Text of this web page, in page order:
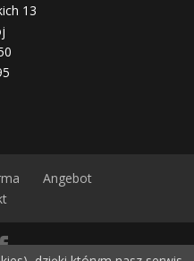
13
Angebot